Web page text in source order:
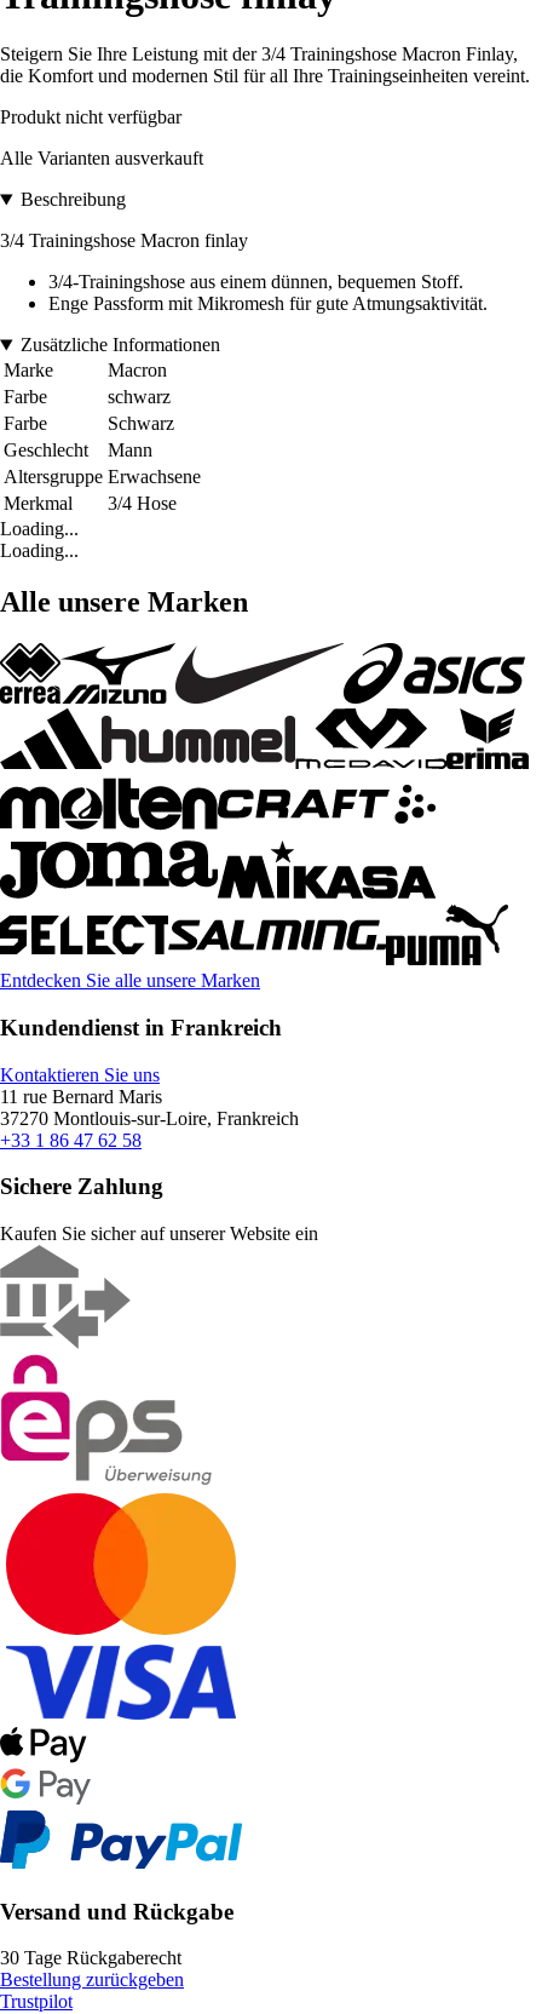
Steigern Sie Ihre Leistung mit der 3/4 Trainingshose Macron Finlay,
die Komfort und modernen Stil für all Ihre Trainingseinheiten vereint.
Produkt nicht verfügbar
Alle Varianten ausverkauft
Beschreibung
3/4 Trainingshose Macron finlay
3/4-Trainingshose aus einem dünnen, bequemen Stoff.
Enge Passform mit Mikromesh für gute Atmungsaktivität.
Zusätzliche Informationen
Marke
Macron
Farbe
schwarz
Farbe
Schwarz
Geschlecht
Mann
Altersgruppe Erwachsene
Merkmal
3/4 Hose
Loading...
Loading...
Alle unsere Marken
Entdecken Sie alle unsere Marken
Kundendienst in Frankreich
Kontaktieren Sie uns
11 rue Bernard Maris
37270 Montlouis-sur-Loire, Frankreich
+33 1 86 47 62 58
Sichere Zahlung
Kaufen Sie sicher auf unserer Website ein
Versand und Rückgabe
30 Tage Rückgaberecht
Bestellung zurückgeben
Trustpilot